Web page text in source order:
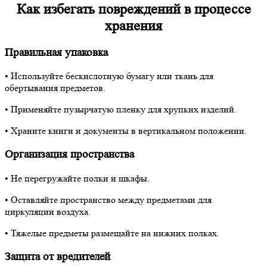
Как избегать повреждений в процессе
хранения
Правильная упаковка
• Используйте бескислотную бумагу или ткань для
обертывания предметов.
• Применяйте пузырчатую пленку для хрупких изделий.
• Храните книги и документы в вертикальном положении.
Организация пространства
• Не перегружайте полки и шкафы.
• Оставляйте пространство между предметами для
циркуляции воздуха.
• Тяжелые предметы размещайте на нижних полках.
Защита от вредителей